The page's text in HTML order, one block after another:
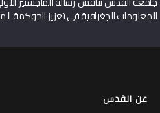
المعلومات الجغرافية في تعزيز الحوكمة
عن القدس